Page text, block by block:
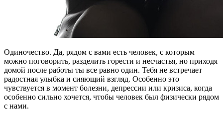
Одиночество. Да, рядом с вами есть человек, с которым
можно поговорить, разделить горести и несчастья, но приходя
домой после работы ты все равно один. Тебя не встречает
радостная улыбка и сияющий взгляд. Особенно это
чувствуется в момент болезни, депрессии или кризиса, когда
особенно сильно хочется, чтобы человек был физически рядом
с нами.